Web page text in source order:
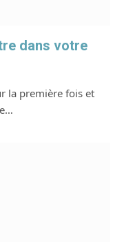
dans votre
la première fois et